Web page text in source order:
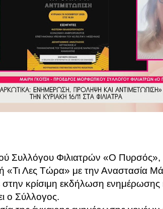
Συλλόγου Φιλιατρών «Ο Πυρσός»,
«Τι Λες Τώρα» με την Αναστασία
κρίσιμη εκδήλωση ενημέρωσης
ο Σύλλογος.